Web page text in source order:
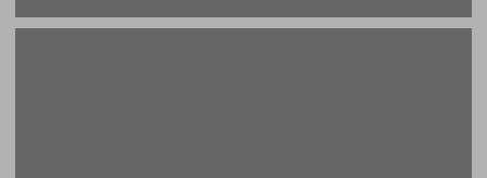
חלק ראשון: המדע והשפעותיו הפסיכולוגיות ... 17